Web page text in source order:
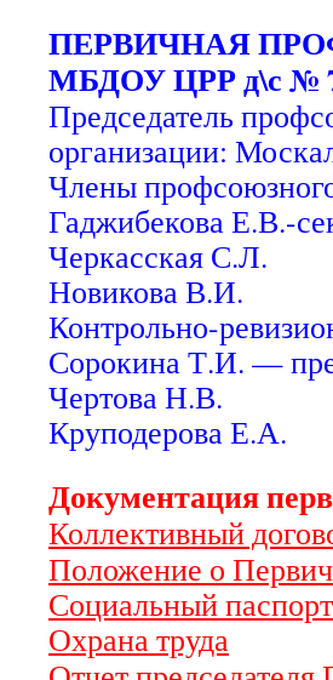
ПЕРВИЧНАЯ
МБДОУ ЦРР д\с №
Председатель
организации:
Члены
Гаджибекова Е.В.-
Черкасская С.Л.
Новикова В.И.
Контрольно-
Сорокина Т.И. —
Чертова Н.В.
Круподерова Е.А.
Документация
Коллективный
Положение о
Социальный
Охрана труда